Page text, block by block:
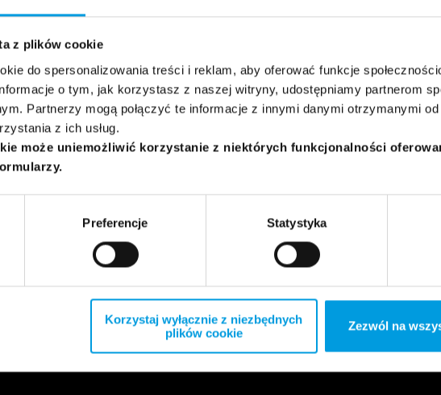
z plików cookie
do spersonalizowania treści i reklam, aby oferować funkcje
o tym, jak korzystasz z naszej witryny, udostępniamy partnerom
Partnerzy mogą połączyć te informacje z innymi danymi otrzymanymi od
z ich usług.
może uniemożliwić korzystanie z niektórych funkcjonalności
Preferencje Statystyka
Korzystaj wyłącznie z niezbędnych
plików cookie
Zezwól na